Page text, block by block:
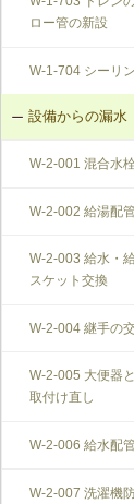
ロー管の新設
W-1-704 シーリ
設備からの漏水
W-2-001 混合水
W-2-002 給湯配
W-2-003 給水・
スケット交換
W-2-004 継手の
W-2-005 大便器
取付け直し
W-2-006 給水配
W-2-007 洗濯機